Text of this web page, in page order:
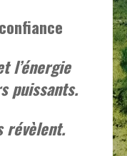
l’énergie
puissants.
révèlent.